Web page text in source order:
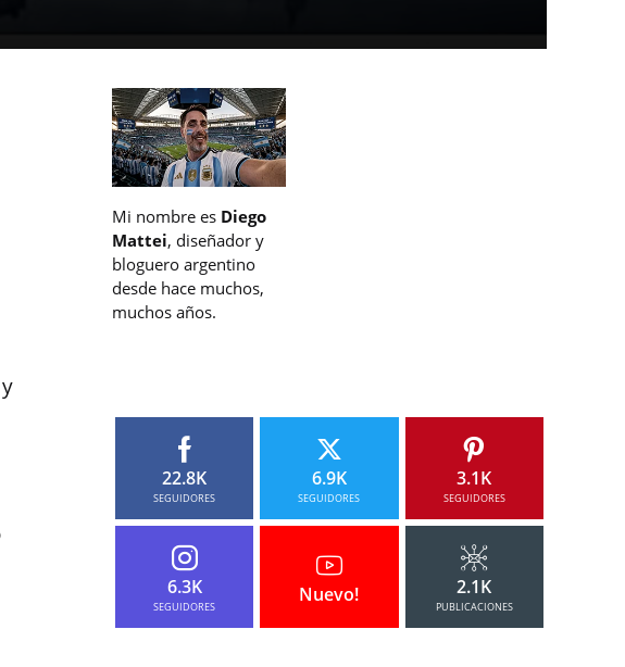
Mi nombre es Diego
Mattei, diseñador y
bloguero argentino
desde hace muchos,
muchos años.
22.8K
SEGUIDORES
6.9K
SEGUIDORES
3.1K
SEGUIDORES
6.3K
SEGUIDORES
Nuevo! 2.1K
PUBLICACIONES